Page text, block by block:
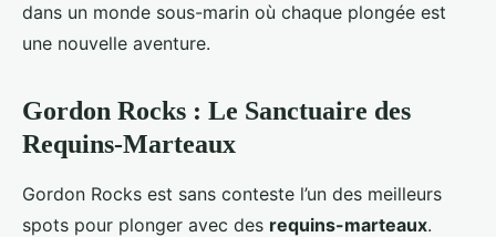
dans un monde sous-marin où chaque plongée est
une nouvelle aventure.
Gordon Rocks : Le Sanctuaire des
Requins-Marteaux
Gordon Rocks est sans conteste l’un des meilleurs
spots pour plonger avec des requins-marteaux.